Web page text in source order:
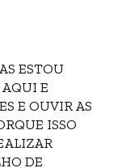
ESTOU
E
E OUVIR AS
ISSO
DE